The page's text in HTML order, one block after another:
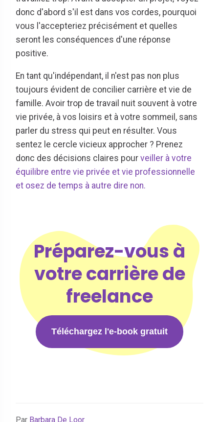
donc d'abord s'il est dans vos cordes, pourquoi
vous l'accepteriez précisément et quelles
seront les conséquences d'une réponse
positive.
En tant qu'indépendant, il n'est pas non plus
toujours évident de concilier carrière et vie de
famille. Avoir trop de travail nuit souvent à votre
vie privée, à vos loisirs et à votre sommeil, sans
parler du stress qui peut en résulter. Vous
sentez le cercle vicieux approcher ? Prenez
donc des décisions claires pour veiller à votre
équilibre entre vie privée et vie professionnelle
et osez de temps à autre dire non.
Préparez-vous à
votre carrière de
freelance
Téléchargez l'e-book gratuit
Par Barbara De Loor